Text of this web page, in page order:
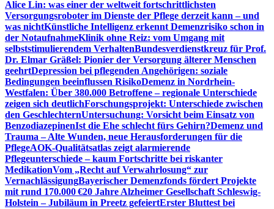
Alice Lin: was einer der weltweit fortschrittlichsten
Versorgungsroboter im Dienste der Pflege derzeit kann – und
was nichtKünstliche Intelligenz erkennt Demenzrisiko schon in
der NotaufnahmeKlinik ohne Reiz: vom Umgang mit
selbststimulierendem VerhaltenBundesverdienstkreuz für Prof.
Dr. Elmar Gräßel: Pionier der Versorgung älterer Menschen
geehrtDepression bei pflegenden Angehörigen: soziale
Bedingungen beeinflussen RisikoDemenz in Nordrhein-
Westfalen: Über 380.000 Betroffene – regionale Unterschiede
zeigen sich deutlichForschungsprojekt: Unterschiede zwischen
den GeschlechternUntersuchung: Vorsicht beim Einsatz von
BenzodiazepinenIst die Ehe schlecht fürs Gehirn?Demenz und
Trauma – Alte Wunden, neue Herausforderungen für die
PflegeAOK-Qualitätsatlas zeigt alarmierende
Pflegeunterschiede – kaum Fortschritte bei riskanter
MedikationVom „Recht auf Verwahrlosung“ zur
VernachlässigungBayerischer Demenzfonds fördert Projekte
mit rund 170.000 €20 Jahre Alzheimer Gesellschaft Schleswig-
Holstein – Jubiläum in Preetz gefeiertErster Bluttest bei